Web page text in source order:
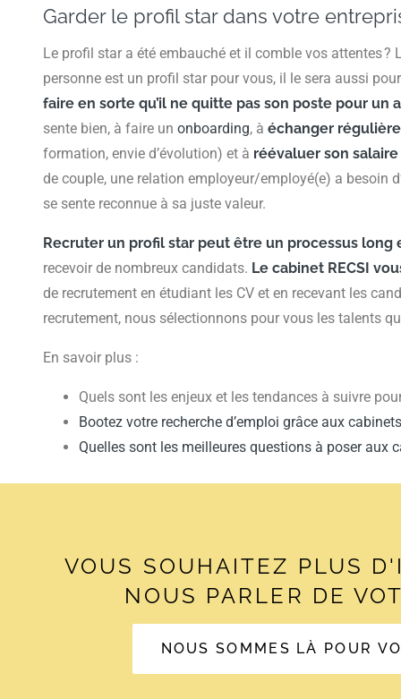
Garder le profil star dans votre
Le profil star a été embauché et il comble vos attentes ?
personne est un profil star pour vous, il le sera aussi
faire en sorte qu’il ne quitte pas son poste pour un
sente bien, à faire unonboarding, àéchanger
formation, envie d’évolution) et à réévaluer son
de couple, une relation employeur/employé(e) a besoin
se sente reconnue à sa juste valeur.
Recruter un profil star peut être un processus
recevoir de nombreux candidats. Le cabinet RECSI
de recrutement en étudiant les CV et en recevant les
recrutement, nous sélectionnons pour vous les talents
En savoir plus :
Quels sont les enjeux et les tendances à suivre
Bootez votre recherche d’emploi grâce aux
Quelles sont les meilleures questions à poser aux
VOUS SOUHAITEZ PLUS
NOUS PARLER DE
NOUS SOMMES LÀ POUR